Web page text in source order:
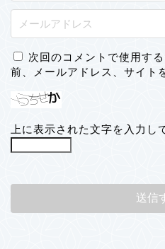
次回のコメントで使用す
前、メールアドレス、サイト
上に表示された文字を入力し